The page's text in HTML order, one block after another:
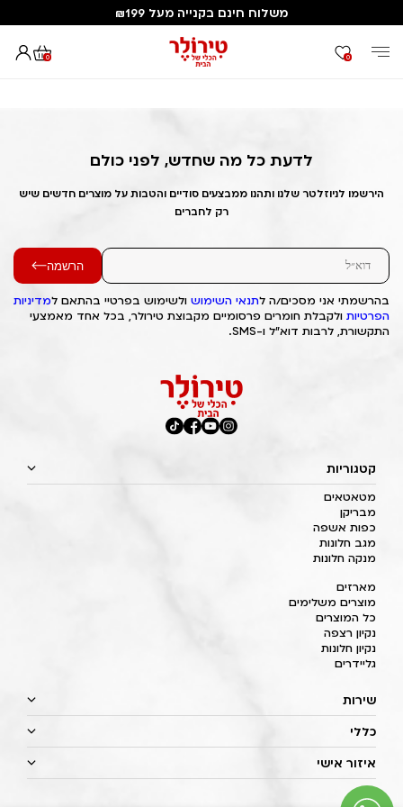
משלוח חינם בקנייה מעל ₪199
0 0
דף הבית Out of Stock Alert 2025/04/05 1743844628
לדעת כל מה שחדש, לפני כולם
הירשמו לניוזלטר שלנו ותהנו ממבצעים סודיים והטבות על מוצרים חדשים שיש
רק לחברים
הרשמה
בהרשמתי אני מסכים/ה לתנאי השימוש ולשימוש בפרטיי בהתאם למדיניות
הפרטיות ולקבלת חומרים פרסומיים מקבוצת טירולר, בכל אחד מאמצעי
התקשורת, לרבות דוא"ל ו-SMS.
קטגוריות
מטאטאים
מבריקן
כפות אשפה
מגב חלונות
מנקה חלונות
מארזים
מוצרים משלימים
כל המוצרים
נקיון רצפה
נקיון חלונות
גליידרים
שירות
כללי
איזור אישי